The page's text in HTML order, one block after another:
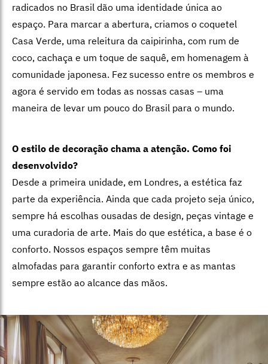
radicados no Brasil dão uma identidade única ao
espaço. Para marcar a abertura, criamos o coquetel
Casa Verde, uma releitura da caipirinha, com rum de
coco, cachaça e um toque de saquê, em homenagem à
comunidade japonesa. Fez sucesso entre os membros e
agora é servido em todas as nossas casas – uma
maneira de levar um pouco do Brasil para o mundo.
O estilo de decoração chama a atenção. Como foi
desenvolvido?
Desde a primeira unidade, em Londres, a estética faz
parte da experiência. Ainda que cada projeto seja único,
sempre há escolhas ousadas de design, peças vintage e
uma curadoria de arte. Mais do que estética, a base é o
conforto. Nossos espaços sempre têm muitas
almofadas para garantir conforto extra e as mantas
sempre estão ao alcance das mãos.